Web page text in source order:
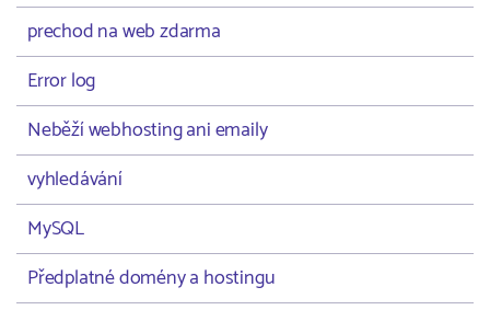
prechod na web zdarma
Error log
Neběží webhosting ani emaily
vyhledávání
MySQL
Předplatné domény a hostingu